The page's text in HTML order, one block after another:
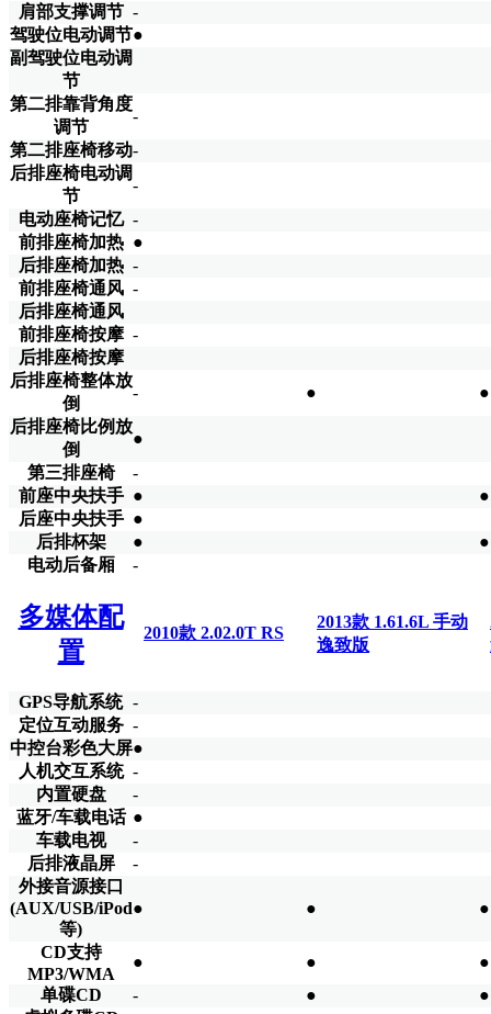
肩部支撑调节 -
驾驶位电动调节●
副驾驶位电动调
节
第二排靠背角度
调节
-
第二排座椅移动-
后排座椅电动调
节
-
电动座椅记忆 -
前排座椅加热 ●
后排座椅加热 -
前排座椅通风 -
后排座椅通风
前排座椅按摩 -
后排座椅按摩
后排座椅整体放
倒
- ●
●
后排座椅比例放
倒
●
第三排座椅
-
前座中央扶手 ●
●
后座中央扶手 ●
后排杯架
●
●
电动后备厢
-
多媒体配
置
2010款 2.02.0T RS
2013款 1.61.6L 手动
逸致版
GPS导航系统 -
定位互动服务 -
中控台彩色大屏●
人机交互系统 -
内置硬盘
-
蓝牙/车载电话 ●
车载电视
-
后排液晶屏
-
外接音源接口
(AUX/USB/iPod
等)
● ● ●
CD支持
MP3/WMA
● ●
●
单碟CD
- ●
●